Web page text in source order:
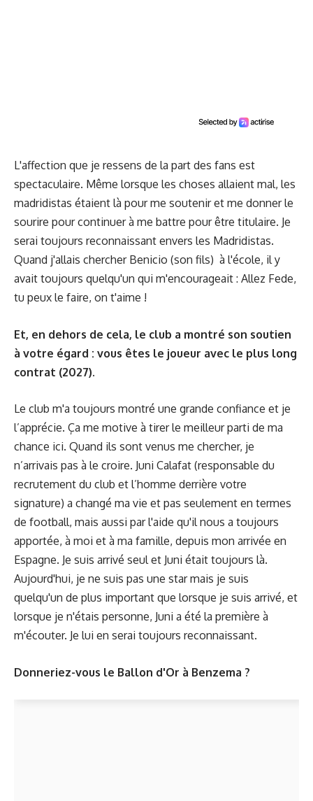
L'affection que je ressens de la part des fans est
spectaculaire. Même lorsque les choses allaient mal, les
madridistas étaient là pour me soutenir et me donner le
sourire pour continuer à me battre pour être titulaire. Je
serai toujours reconnaissant envers les Madridistas.
Quand j'allais chercher Benicio (son fils) à l'école, il y
avait toujours quelqu'un qui m'encourageait : Allez Fede,
tu peux le faire, on t'aime !
Et, en dehors de cela, le club a montré son soutien
à votre égard : vous êtes le joueur avec le plus long
contrat (2027).
Le club m'a toujours montré une grande confiance et je
l’apprécie. Ça me motive à tirer le meilleur parti de ma
chance ici. Quand ils sont venus me chercher, je
n’arrivais pas à le croire. Juni Calafat (responsable du
recrutement du club et l’homme derrière votre
signature) a changé ma vie et pas seulement en termes
de football, mais aussi par l'aide qu'il nous a toujours
apportée, à moi et à ma famille, depuis mon arrivée en
Espagne. Je suis arrivé seul et Juni était toujours là.
Aujourd'hui, je ne suis pas une star mais je suis
quelqu'un de plus important que lorsque je suis arrivé, et
lorsque je n'étais personne, Juni a été la première à
m'écouter. Je lui en serai toujours reconnaissant.
Donneriez-vous le Ballon d'Or à Benzema ?